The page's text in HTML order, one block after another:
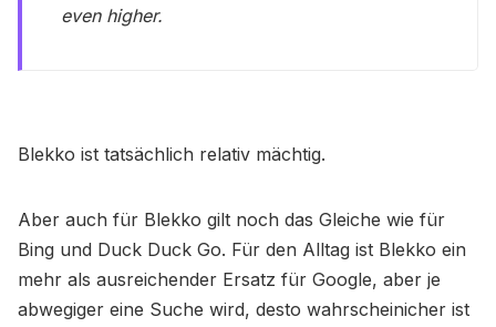
even higher.
Blekko ist tatsächlich relativ mächtig.
Aber auch für Blekko gilt noch das Gleiche wie für
Bing und Duck Duck Go. Für den Alltag ist Blekko ein
mehr als ausreichender Ersatz für Google, aber je
abwegiger eine Suche wird, desto wahrscheinicher ist